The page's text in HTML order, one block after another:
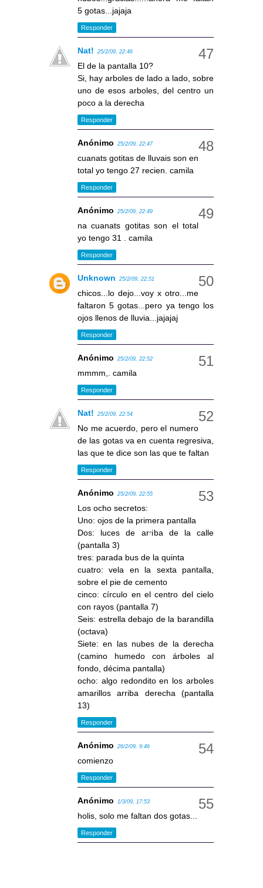
5 gotas...jajaja
Responder
Nat! 25/2/09, 22:46
El de la pantalla 10?
Si, hay arboles de lado a lado, sobre
uno de esos arboles, del centro un
poco a la derecha
Responder
Anónimo 25/2/09, 22:47
cuanats gotitas de lluvais son en
total yo tengo 27 recien. camila
Responder
Anónimo 25/2/09, 22:49
na cuanats gotitas son el total
yo tengo 31 . camila
Responder
Unknown 25/2/09, 22:51
chicos...lo dejo...voy x otro...me
faltaron 5 gotas...pero ya tengo los
ojos llenos de lluvia...jajajaj
Responder
Anónimo 25/2/09, 22:52
mmmm,. camila
Responder
Nat! 25/2/09, 22:54
No me acuerdo, pero el numero
de las gotas va en cuenta regresiva,
las que te dice son las que te faltan
Responder
Anónimo 25/2/09, 22:55
Los ocho secretos:
Uno: ojos de la primera pantalla
Dos: luces de arriba de la calle
(pantalla 3)
tres: parada bus de la quinta
cuatro: vela en la sexta pantalla,
sobre el pie de cemento
cinco: círculo en el centro del cielo
con rayos (pantalla 7)
Seis: estrella debajo de la barandilla
(octava)
Siete: en las nubes de la derecha
(camino humedo con árboles al
fondo, décima pantalla)
ocho: algo redondito en los arboles
amarillos arriba derecha (pantalla
13)
Responder
Anónimo 26/2/09, 9:46
comienzo
Responder
Anónimo 1/3/09, 17:53
holis, solo me faltan dos gotas...
Responder